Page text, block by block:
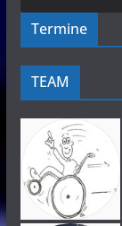
Termine
TEAM